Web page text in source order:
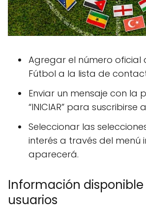
Agregar el número oficial
Fútbol a la lista de
Enviar un mensaje con la
“INICIAR” para suscribirse
Seleccionar las
interés a través del menú
aparecerá.
Información
usuarios